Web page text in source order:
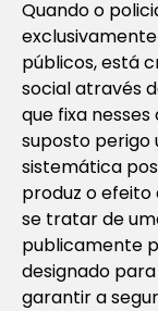
Quando o
públicos, está
social através
que fixa
suposto perigo
sistemática
produz o efeito
se tratar de
publicamente
designado
garantir a